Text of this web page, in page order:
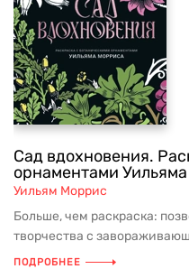
Сад вдохновения.
орнаментами
Уильям Моррис
Больше, чем раскраска:
творчества с
ПОДРОБНЕЕ